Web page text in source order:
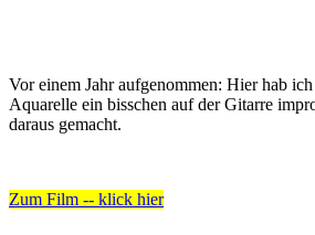
Vor einem Jahr aufgenommen: Hier hab
Aquarelle ein bisschen auf der Gitarre
daraus gemacht.
Zum Film -- klick hier